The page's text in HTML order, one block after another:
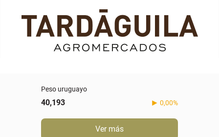
Peso uruguayo
40,193 0,00%
Ver más